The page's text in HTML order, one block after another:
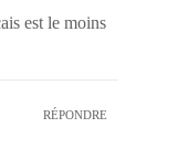
est le moins
RÉPONDRE